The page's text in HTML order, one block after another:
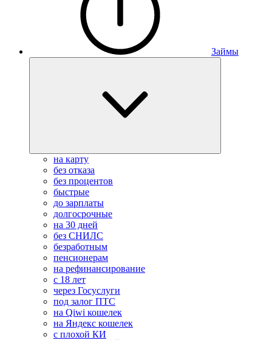
Займы
на карту
без отказа
без процентов
быстрые
до зарплаты
долгосрочные
на 30 дней
без СНИЛС
безработным
пенсионерам
на рефинансирование
с 18 лет
через Госуслуги
под залог ПТС
на Qiwi кошелек
на Яндекс кошелек
с плохой КИ